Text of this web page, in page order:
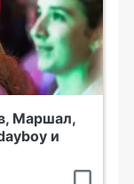
Маршал,
и